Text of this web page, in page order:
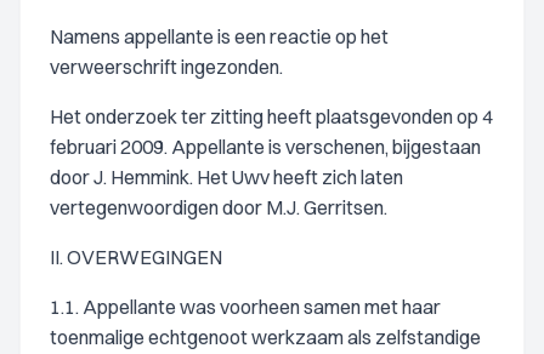
Namens appellante is een reactie op het
verweerschrift ingezonden.
Het onderzoek ter zitting heeft plaatsgevonden op 4
februari 2009. Appellante is verschenen, bijgestaan
door J. Hemmink. Het Uwv heeft zich laten
vertegenwoordigen door M.J. Gerritsen.
II. OVERWEGINGEN
1.1. Appellante was voorheen samen met haar
toenmalige echtgenoot werkzaam als zelfstandige